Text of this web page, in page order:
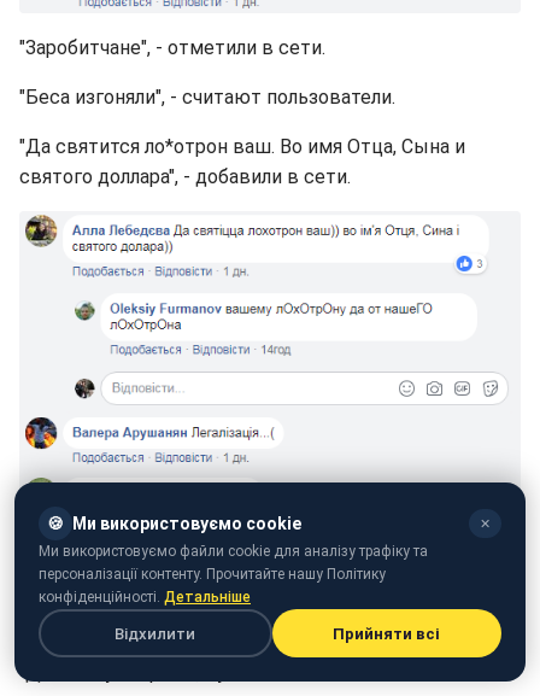
"Заробитчане", - отметили в сети.
"Беса изгоняли", - считают пользователи.
"Да святится ло*отрон ваш. Во имя Отца, Сына и
святого доллара", - добавили в сети.
"Карты, деньги, три попа", - написали в комментариях.
"Десятину забрали", - уточнили пользователи.
🍪 Ми використовуємо cookie ✕
Ми використовуємо файли cookie для аналізу трафіку та
персоналізації контенту. Прочитайте нашу Політику
конфіденційності. Детальніше
Відхилити Прийняти всі